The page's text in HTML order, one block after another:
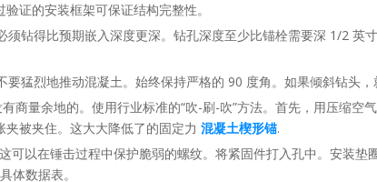
证的安装框架可保证结构完整性。
钻得比预期嵌入深度更深。钻孔深度至少比锚栓需要深 1/2 英
猛烈地推动混凝土。始终保持严格的 90 度角。如果倾斜钻头
商量余地的。使用行业标准的“吹-刷-吹”方法。首先，用压缩空
被夹住。这大大降低了的固定力 混凝土楔形锚.
可以在锤击过程中保护脆弱的螺纹。将紧固件打入孔中。安装
体数据表。